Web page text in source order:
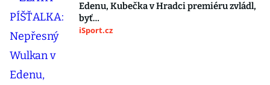
Edenu, Kubečka v Hradci premiéru zvládl,
byť…
iSport.cz